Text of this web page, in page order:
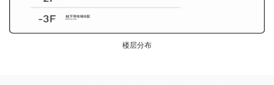
楼层分布